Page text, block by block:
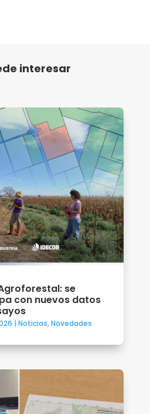
interesar
se
con nuevos datos
| Noticias,Novedades